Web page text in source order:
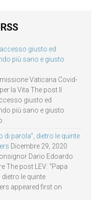
giusto ed
più sano e giusto
Vaticana Covid-
la Vita The post Il
giusto ed
più sano e giusto
di parola”, dietro le quinte
Dicembre 29, 2020
Dario Edoardo
The post LEV: “Papa
le quinte
appeared first on